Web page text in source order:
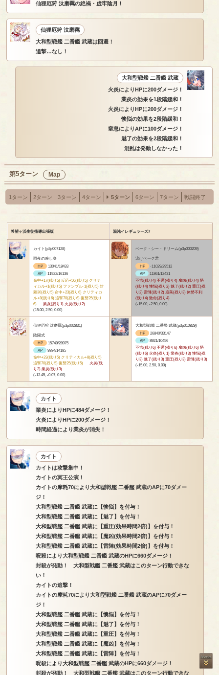
仙狸厄狩 汰磨羈の絶禍・虚牢陰月！
仙狸厄狩 汰磨羈
大和型戦艦 二番艦 武蔵は回避！
追撃…なし！
大和型戦艦 二番艦 武蔵
火炎によりHPに200ダメージ！
業炎の効果を1段階緩和！
火炎によりHPに200ダメージ！
懊悩の効果を2段階緩和！
窒息によりAPに100ダメージ！
魅了の効果を2段階緩和！
混乱は発動しなかった！
第5ターン Map
1ターン 2ターン 3ターン 4ターン 5ターン 6ターン 7ターン 戦闘終了
希望ヶ浜生徒指導出張版 混沌イレギュラーズ7
カイト(p3p007128)
雨夜の映し身
HP
13041/18433
AP
11922/16136
命中+17(残り5) 反応+50(残り5) クリテ
ィカル+1(残り5) ファンブル-1(残り5) 封
殺30(残り5) 命中+23(残り6) クリティカ
ル+8(残り6) 追撃70(残り6) 復讐25(残り
6)
業炎(残り1) 火炎(残り2)
(15.00, 2.50, 0.00)
ベーク・シー・ドリーム(p3p000209)
泳げベーク君
HP
-11029/29512
AP
11861/12431
不吉(残り4) 不運(残り4) 魔凶(残り4) 塔
(残り4) 懊悩(残り2) 魅了(残り2) 重圧(残
り2) 雷陣(残り2) 崩落(残り3) 体勢不利
(残り4) 致命(残り4)
(-15.00, -2.50, 0.00)
仙狸厄狩 汰磨羈(p3p002831)
陰陽式
HP
15749/28975
AP
9884/14185
命中+23(残り5) クリティカル+8(残り5)
追撃70(残り5) 復讐25(残り5)
火炎(残
り2) 業炎(残り3)
(-13.45, -0.07, 0.00)
大和型戦艦 二番艦 武蔵(p3p010829)
HP
26840/33147
AP
8921/10456
不吉(残り6) 不運(残り6) 魔凶(残り6) 塔
(残り6) 火炎(残り1) 業炎(残り3) 懊悩(残
り3) 魅了(残り3) 重圧(残り3) 雷陣(残り3)
(-15.00, 2.50, 0.00)
カイト
業炎によりHPに484ダメージ！
火炎によりHPに200ダメージ！
時間経過により業炎が消失！
カイト
カイトは攻撃集中！
カイトの冥王公演！
カイトの摩耗70により大和型戦艦 二番艦 武蔵のAPに70ダメー
ジ！
大和型戦艦 二番艦 武蔵に【懊悩】を付与！
大和型戦艦 二番艦 武蔵に【魅了】を付与！
大和型戦艦 二番艦 武蔵に【重圧(効果時間2倍)】を付与！
大和型戦艦 二番艦 武蔵に【魔凶(効果時間2倍)】を付与！
大和型戦艦 二番艦 武蔵に【雷陣(効果時間2倍)】を付与！
呪殺により大和型戦艦 二番艦 武蔵のHPに660ダメージ！
封殺が発動！ 大和型戦艦 二番艦 武蔵はこのターン行動できな
い！
カイトの追撃！
カイトの摩耗70により大和型戦艦 二番艦 武蔵のAPに70ダメー
ジ！
大和型戦艦 二番艦 武蔵に【懊悩】を付与！
大和型戦艦 二番艦 武蔵に【魅了】を付与！
大和型戦艦 二番艦 武蔵に【重圧】を付与！
大和型戦艦 二番艦 武蔵に【魔凶】を付与！
大和型戦艦 二番艦 武蔵に【雷陣】を付与！
呪殺により大和型戦艦 二番艦 武蔵のHPに660ダメージ！
封殺が発動！ 大和型戦艦 二番艦 武蔵はこのターン行動できな